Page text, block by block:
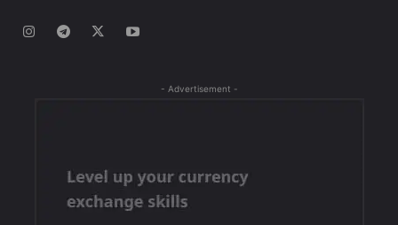
- Advertisement -